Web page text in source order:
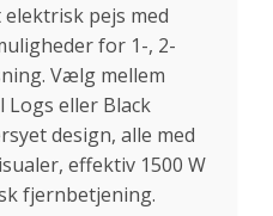
pejs med
for 1-, 2-
Vælg mellem
Logs eller Black
design, alle med
effektiv 1500 W
fjernbetjening.